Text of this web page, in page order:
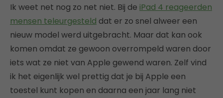
Ik weet net nog zo net niet. Bij de iPad 4 reageerden
mensen teleurgesteld dat er zo snel alweer een
nieuw model werd uitgebracht. Maar dat kan ook
komen omdat ze gewoon overrompeld waren door
iets wat ze niet van Apple gewend waren. Zelf vind
ik het eigenlijk wel prettig dat je bij Apple een
toestel kunt kopen en daarna een jaar lang niet